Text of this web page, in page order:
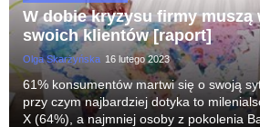
W dobie kryzysu firmy muszą
swoich klientów [raport]
Olga Skarżyńska 16 lutego 2023
61% konsumentów martwi się o swoją
przy czym najbardziej dotyka to
X (64%), a najmniej osoby z pokolenia